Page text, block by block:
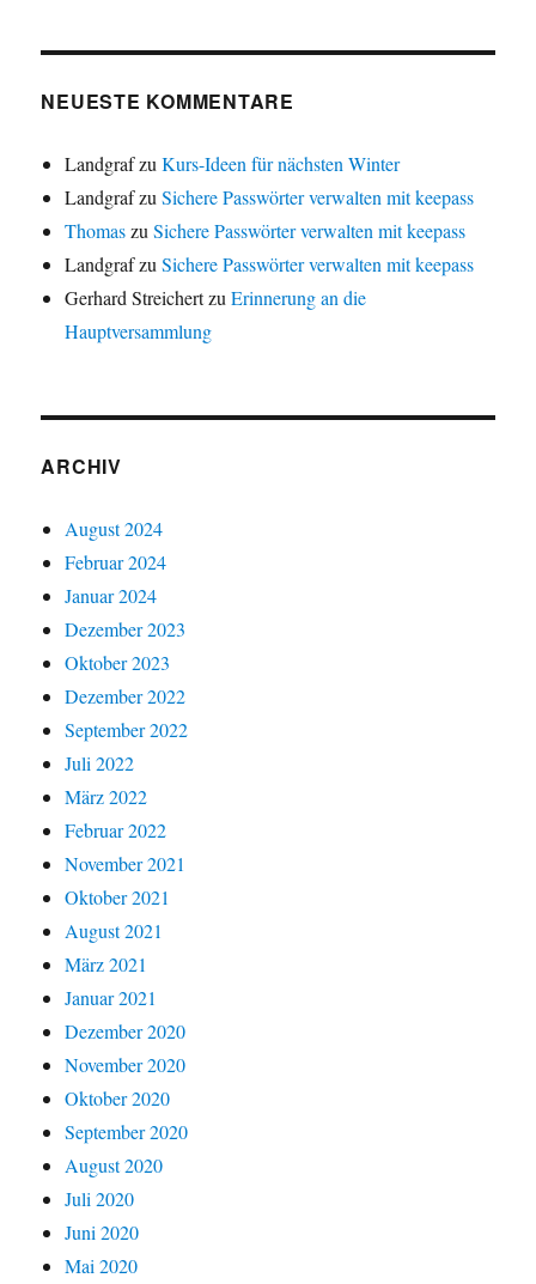
NEUESTE KOMMENTARE
LandgrafzuKurs-Ideen für nächsten Winter
LandgrafzuSichere Passwörter verwalten mit keepass
ThomaszuSichere Passwörter verwalten mit keepass
LandgrafzuSichere Passwörter verwalten mit keepass
Gerhard StreichertzuErinnerung an die
Hauptversammlung
ARCHIV
August 2024
Februar 2024
Januar 2024
Dezember 2023
Oktober 2023
Dezember 2022
September 2022
Juli 2022
März 2022
Februar 2022
November 2021
Oktober 2021
August 2021
März 2021
Januar 2021
Dezember 2020
November 2020
Oktober 2020
September 2020
August 2020
Juli 2020
Juni 2020
Mai 2020